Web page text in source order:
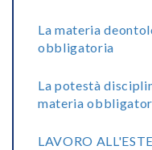
La materia
obbligatoria
La potestà
materia
LAVORO